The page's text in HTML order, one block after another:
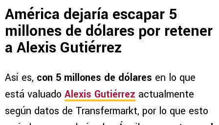
América dejaría escapar 5
millones de dólares por retener
a Alexis Gutiérrez
Así es, con 5 millones de dólares en lo que
está valuado Alexis Gutiérrez actualmente
según datos de Transfermarkt, por lo que esto